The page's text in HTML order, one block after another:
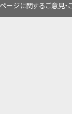
ージに関するご意見・